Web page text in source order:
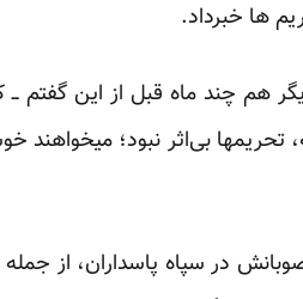
ها خبرداد.
هم چند ماه قبل از این گفتم
بی‌اثر نبود؛ میخواهند
در سپاه پاسداران، از